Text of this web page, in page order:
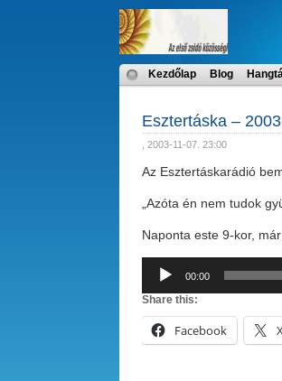
Kezdőlap Blog
Esztertáska –
, 2003-11-07. 23:00
Az Esztertáskarádió
„Azóta én nem tudok
Naponta este 9-kor,
Audió
lejátszó
00:00
Share this:
Facebook